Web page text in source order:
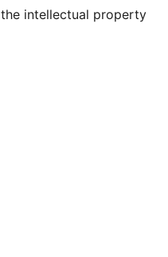
intellectual property